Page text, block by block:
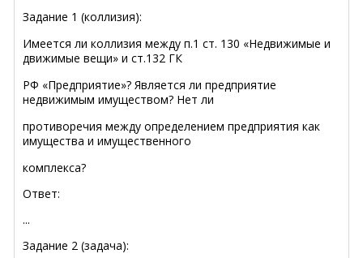
Задание 1 (коллизия):
Имеется ли коллизия между п.1 ст. 130 «Недвижимые и
движимые вещи» и ст.132 ГК
РФ «Предприятие»? Является ли предприятие
недвижимым имуществом? Нет ли
противоречия между определением предприятия как
имущества и имущественного
комплекса?
Ответ:
...
Задание 2 (задача):